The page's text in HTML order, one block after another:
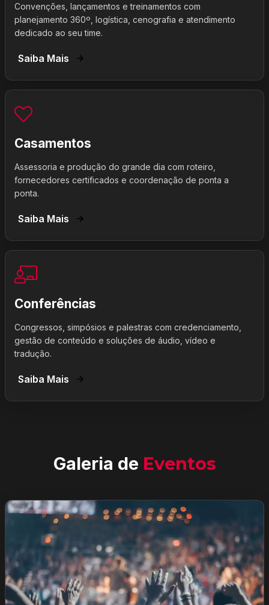
Convenções, lançamentos e treinamentos com
planejamento 360º, logística, cenografia e atendimento
dedicado ao seu time.
Saiba Mais
Casamentos
Assessoria e produção do grande dia com roteiro,
fornecedores certificados e coordenação de ponta a
ponta.
Saiba Mais
Conferências
Congressos, simpósios e palestras com credenciamento,
gestão de conteúdo e soluções de áudio, vídeo e
tradução.
Saiba Mais
Galeria de Eventos